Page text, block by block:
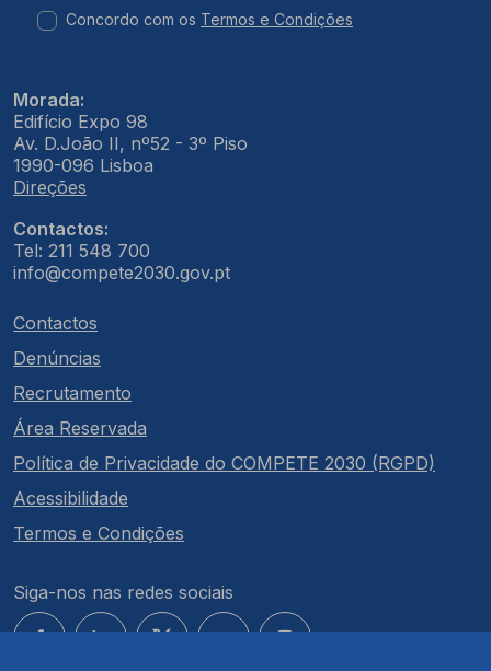
Concordo com os Termos e Condições
Morada:
Edifício Expo 98
Av. D.João II, nº52 - 3º Piso
1990-096 Lisboa
Direções
Contactos:
Tel: 211 548 700
info@compete2030.gov.pt
Contactos
Denúncias
Recrutamento
Área Reservada
Política de Privacidade do COMPETE 2030 (RGPD)
Acessibilidade
Termos e Condições
Siga-nos nas redes sociais